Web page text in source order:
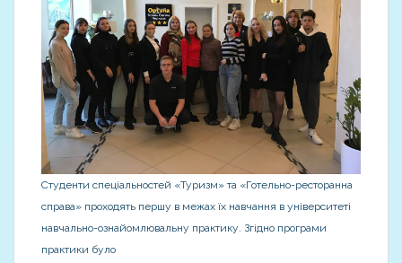
Студенти спеціальностей «Туризм» та «Готельно-ресторанна
справа» проходять першу в межах їх навчання в університеті
навчально-ознайомлювальну практику. Згідно програми
практики було